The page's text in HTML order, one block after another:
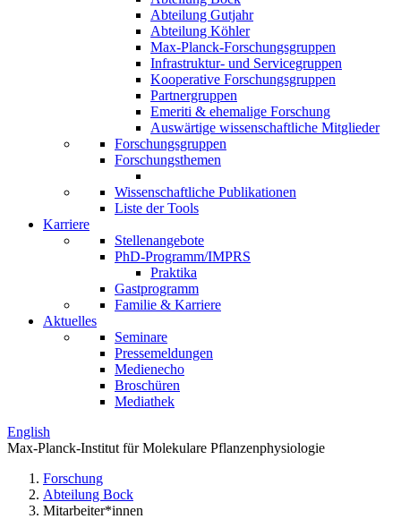
Abteilung Gutjahr
Abteilung Köhler
Max-Planck-Forschungsgruppen
Infrastruktur- und Servicegruppen
Kooperative Forschungsgruppen
Partnergruppen
Emeriti & ehemalige Forschung
Auswärtige wissenschaftliche Mitglieder
Forschungsgruppen
Forschungsthemen
Wissenschaftliche Publikationen
Liste der Tools
Karriere
Stellenangebote
PhD-Programm/IMPRS
Praktika
Gastprogramm
Familie & Karriere
Aktuelles
Seminare
Pressemeldungen
Medienecho
Broschüren
Mediathek
English
Max-Planck-Institut für Molekulare Pflanzenphysiologie
Forschung
Abteilung Bock
Mitarbeiter*innen